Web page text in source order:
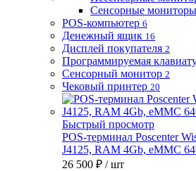
Сенсорные мониторы
POS-компьютер 6
Денежный ящик 16
Дисплей покупателя 2
Программируемая
Сенсорный монитор 2
Чековый принтер 20
Быстрый просмотр
POS-терминал Poscenter
J4125, RAM 4Gb, eMMC
26 500 ₽ / шт